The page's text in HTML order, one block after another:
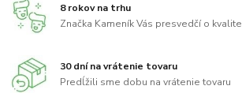
8 rokov na trhu
Značka Kameník Vás presvedčí o kvalite
30 dní na vrátenie tovaru
Predĺžili sme dobu na vrátenie tovaru